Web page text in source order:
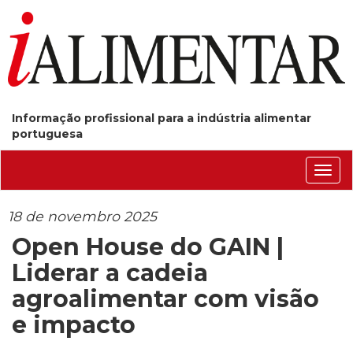
Informação profissional para a indústria alimentar
portuguesa
18 de novembro 2025
Open House do GAIN |
Liderar a cadeia
agroalimentar com visão
e impacto